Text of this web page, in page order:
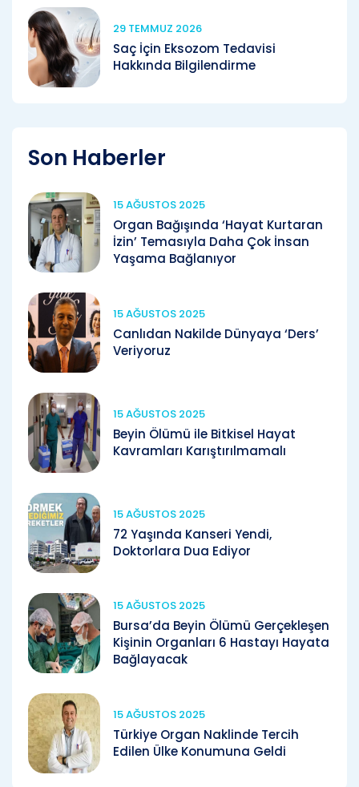
29 TEMMUZ 2026
Saç İçin Eksozom Tedavisi
Hakkında Bilgilendirme
Son Haberler
15 AĞUSTOS 2025
Organ Bağışında ‘Hayat Kurtaran
İzin’ Temasıyla Daha Çok İnsan
Yaşama Bağlanıyor
15 AĞUSTOS 2025
Canlıdan Nakilde Dünyaya ‘Ders’
Veriyoruz
15 AĞUSTOS 2025
Beyin Ölümü ile Bitkisel Hayat
Kavramları Karıştırılmamalı
15 AĞUSTOS 2025
72 Yaşında Kanseri Yendi,
Doktorlara Dua Ediyor
15 AĞUSTOS 2025
Bursa’da Beyin Ölümü Gerçekleşen
Kişinin Organları 6 Hastayı Hayata
Bağlayacak
15 AĞUSTOS 2025
Türkiye Organ Naklinde Tercih
Edilen Ülke Konumuna Geldi